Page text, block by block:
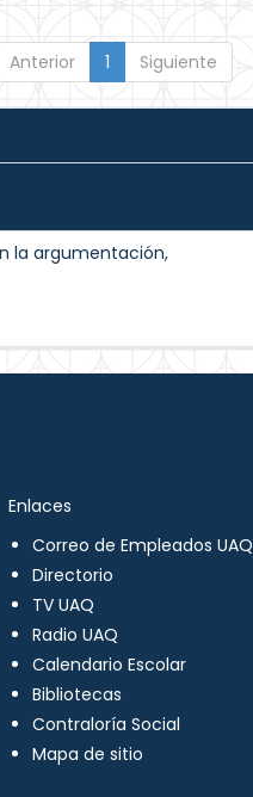
Anterior 1 Siguiente
la argumentación,
Enlaces
Correo de Empleados UAQ
Directorio
TV UAQ
Radio UAQ
Calendario Escolar
Bibliotecas
Contraloría Social
Mapa de sitio